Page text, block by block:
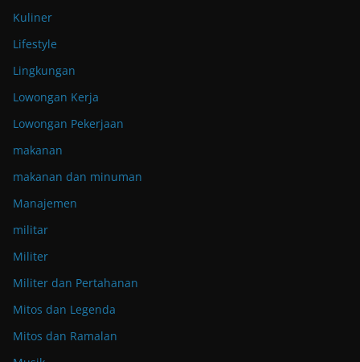
Kuliner
Lifestyle
Lingkungan
Lowongan Kerja
Lowongan Pekerjaan
makanan
makanan dan minuman
Manajemen
militar
Militer
Militer dan Pertahanan
Mitos dan Legenda
Mitos dan Ramalan